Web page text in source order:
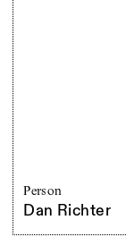
Person
Dan Richter